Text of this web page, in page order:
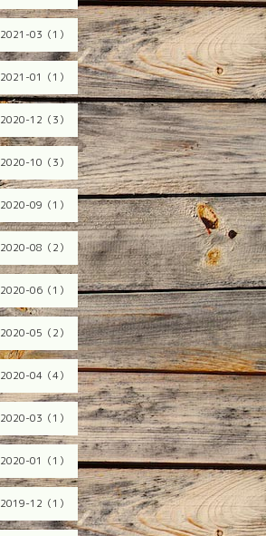
2021-03（1）
2021-01（1）
2020-12（3）
2020-10（3）
2020-09（1）
2020-08（2）
2020-06（1）
2020-05（2）
2020-04（4）
2020-03（1）
2020-01（1）
2019-12（1）